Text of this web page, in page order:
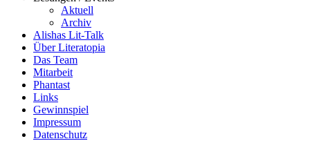
Aktuell
Archiv
Alishas Lit-Talk
Über Literatopia
Das Team
Mitarbeit
Phantast
Links
Gewinnspiel
Impressum
Datenschutz